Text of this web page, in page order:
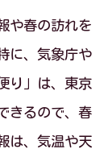
先取り
正確に知
見日程の
や春の訪れを
に、気象庁や
り」は、東京
きるので、春
は、気温や天